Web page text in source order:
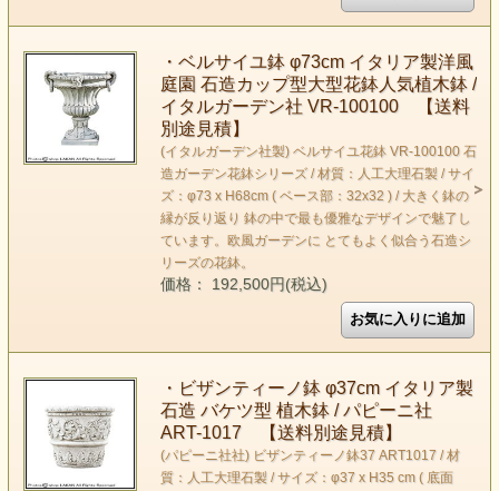
・ベルサイユ鉢 φ73cm イタリア製洋風
庭園 石造カップ型大型花鉢人気植木鉢 /
イタルガーデン社 VR-100100 【送料
別途見積】
(イタルガーデン社製) ベルサイユ花鉢 VR-100100 石
造ガーデン花鉢シリーズ / 材質：人工大理石製 / サイ
ズ：φ73 x H68cm ( ベース部：32x32 ) / 大きく鉢の
縁が反り返り 鉢の中で最も優雅なデザインで魅了し
ています。欧風ガーデンに とてもよく似合う石造シ
リーズの花鉢。
価格： 192,500円(税込)
・ビザンティーノ鉢 φ37cm イタリア製
石造 バケツ型 植木鉢 / パピーニ社
ART-1017 【送料別途見積】
(パピーニ社社) ビザンティーノ鉢37 ART1017 / 材
質：人工大理石製 / サイズ：φ37 x H35 cm ( 底面